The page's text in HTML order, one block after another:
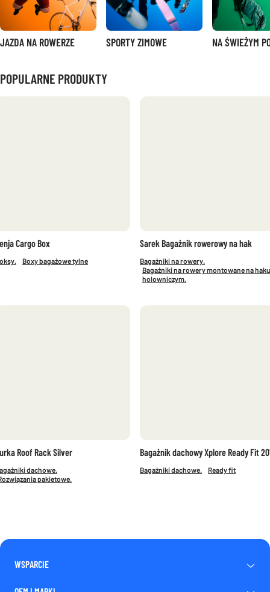
JAZDA NA ROWERZE SPORTY ZIMOWE NA ŚWIEŻYM
POPULARNE PRODUKTY
Cargo Box
Boxy bagażowe tylne
Sarek Bagażnik rowerowy na hak
Bagażniki na rowery.
Bagażniki na rowery montowane na haku
holowniczym.
Roof Rack Silver
dachowe.
pakietowe.
Bagażnik dachowy Xplore Ready Fit
Bagażniki dachowe. Ready fit
WSPARCIE